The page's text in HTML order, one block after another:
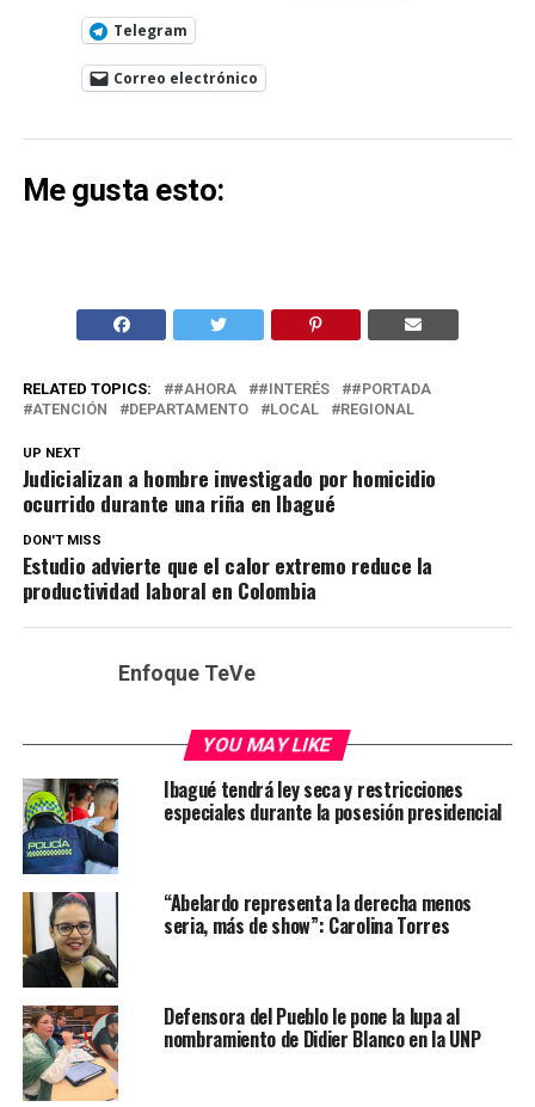
Telegram
Correo electrónico
Me gusta esto:
RELATED TOPICS: #AHORA #INTERÉS
#PORTADA
ATENCIÓN
DEPARTAMENTO LOCAL REGIONAL
UP NEXT
Judicializan a hombre investigado por homicidio
ocurrido durante una riña en Ibagué
DON'T MISS
Estudio advierte que el calor extremo reduce la
productividad laboral en Colombia
Enfoque TeVe
YOU MAY LIKE
Ibagué tendrá ley seca y restricciones
especiales durante la posesión presidencial
“Abelardo representa la derecha menos
seria, más de show”: Carolina Torres
Defensora del Pueblo le pone la lupa al
nombramiento de Didier Blanco en la UNP